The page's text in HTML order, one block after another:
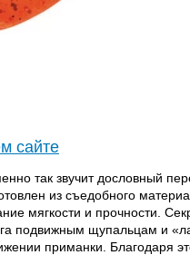
сайте
так звучит дословный
из съедобного
мягкости и прочности.
подвижным щупальцам и
приманки. Благодаря